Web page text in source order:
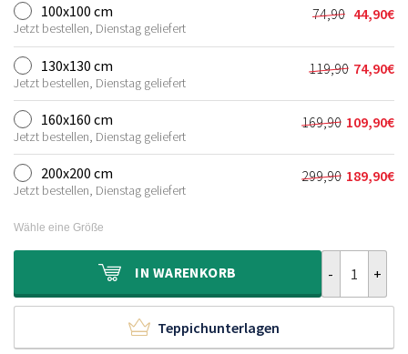
100x100 cm
Jetzt bestellen, Dienstag geliefert
74,90
Preis
war:
74,90€
44,90€
Aktueller
Preis
ist:
44,90€.
130x130 cm
Jetzt bestellen, Dienstag geliefert
119,90
Preis
war:
119,90€
74,90€
Aktueller
Preis
ist:
74,90€.
160x160 cm
Jetzt bestellen, Dienstag geliefert
169,90
Preis
war:
169,90€
109,90€
Aktueller
Preis
ist:
109,90€.
200x200 cm
Jetzt bestellen, Dienstag geliefert
299,90 189,90€
Aktueller
Wähle eine Größe
IN WARENKORB
Teppichunterlagen